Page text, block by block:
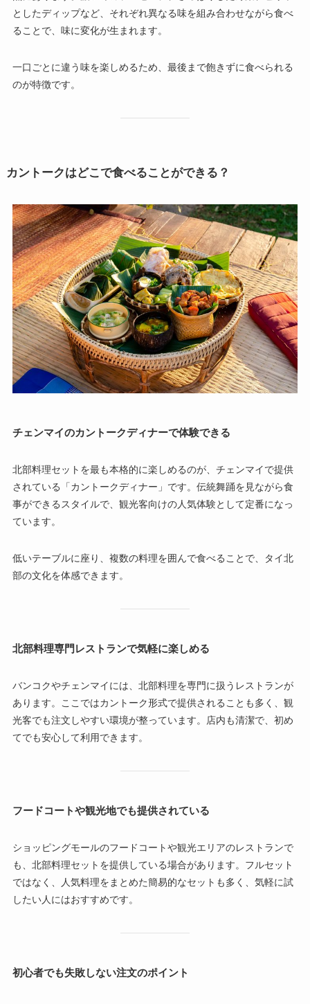
としたディップなど、それぞれ異なる味を組み合わせながら食べ
ることで、味に変化が生まれます。
一口ごとに違う味を楽しめるため、最後まで飽きずに食べられる
のが特徴です。
カントークはどこで食べることができる？
チェンマイのカントークディナーで体験できる
北部料理セットを最も本格的に楽しめるのが、チェンマイで提供
されている「カントークディナー」です。伝統舞踊を見ながら食
事ができるスタイルで、観光客向けの人気体験として定番になっ
ています。
低いテーブルに座り、複数の料理を囲んで食べることで、タイ北
部の文化を体感できます。
北部料理専門レストランで気軽に楽しめる
バンコクやチェンマイには、北部料理を専門に扱うレストランが
あります。ここではカントーク形式で提供されることも多く、観
光客でも注文しやすい環境が整っています。店内も清潔で、初め
てでも安心して利用できます。
フードコートや観光地でも提供されている
ショッピングモールのフードコートや観光エリアのレストランで
も、北部料理セットを提供している場合があります。フルセット
ではなく、人気料理をまとめた簡易的なセットも多く、気軽に試
したい人にはおすすめです。
初心者でも失敗しない注文のポイント